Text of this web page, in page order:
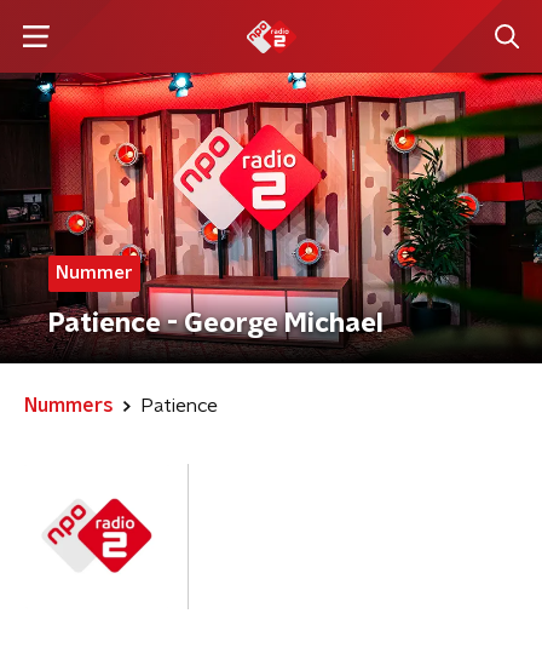
Nummer
Patience - George Michael
Nummers Patience